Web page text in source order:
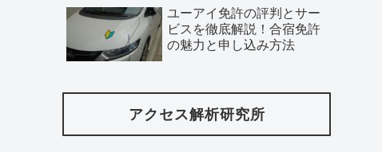
ユーアイ免許の評判とサー
ビスを徹底解説！合宿免許
の魅力と申し込み方法
アクセス解析研究所